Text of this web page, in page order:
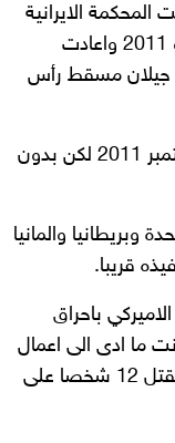
الايرانية
العليا نقضت حكم الاعدام في تموز/يوليو 2011 واعادت
جيلان مسقط رأس
وجرت اعادة محاكمته في نهاية ايلول/سبتمبر 2011 لكن بدون
وبريطانيا والمانيا
قريبا.
القس الاميركي باحراق
ما ادى الى اعمال
عنف في شمال افغانستان اسفرت عن مقتل 12 شخصا على